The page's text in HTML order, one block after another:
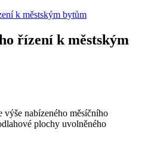
k městským bytům
řízení k městským
výše nabízeného měsíčního
plochy uvolněného